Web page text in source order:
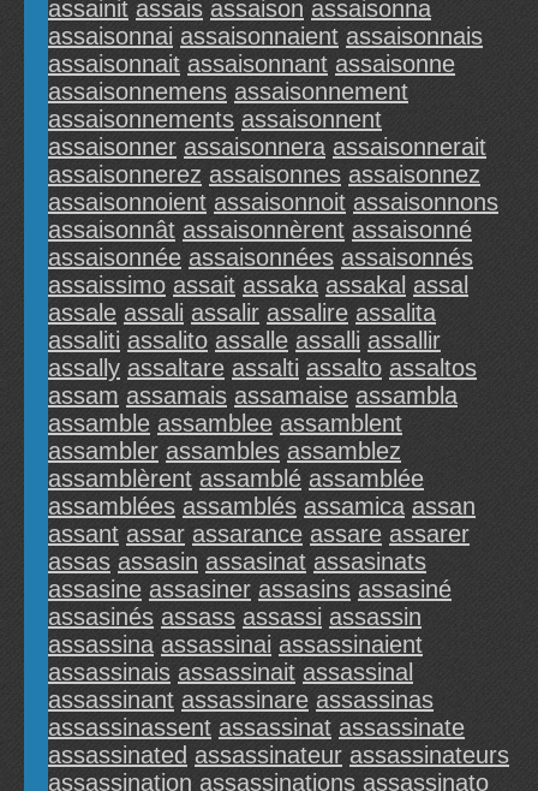
assainit assais assaison assaisonna
assaisonnai assaisonnaient assaisonnais
assaisonnait assaisonnant assaisonne
assaisonnemens assaisonnement
assaisonnements assaisonnent
assaisonner assaisonnera assaisonnerait
assaisonnerez assaisonnes assaisonnez
assaisonnoient assaisonnoit assaisonnons
assaisonnât assaisonnèrent assaisonné
assaisonnée assaisonnées assaisonnés
assaissimo assait assaka assakal assal
assale assali assalir assalire assalita
assaliti assalito assalle assalli assallir
assally assaltare assalti assalto assaltos
assam assamais assamaise assambla
assamble assamblee assamblent
assambler assambles assamblez
assamblèrent assamblé assamblée
assamblées assamblés assamica assan
assant assar assarance assare assarer
assas assasin assasinat assasinats
assasine assasiner assasins assasiné
assasinés assass assassi assassin
assassina assassinai assassinaient
assassinais assassinait assassinal
assassinant assassinare assassinas
assassinassent assassinat assassinate
assassinated assassinateur assassinateurs
assassination assassinations assassinato